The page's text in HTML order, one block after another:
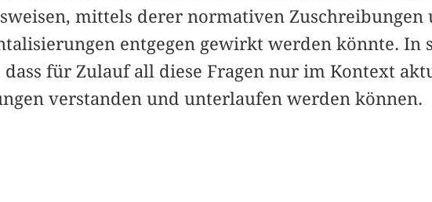
mittels derer normativen Zuschreibungen
entgegen gewirkt werden könnte. In
für Zulauf all diese Fragen nur im Kontext
verstanden und unterlaufen werden können.